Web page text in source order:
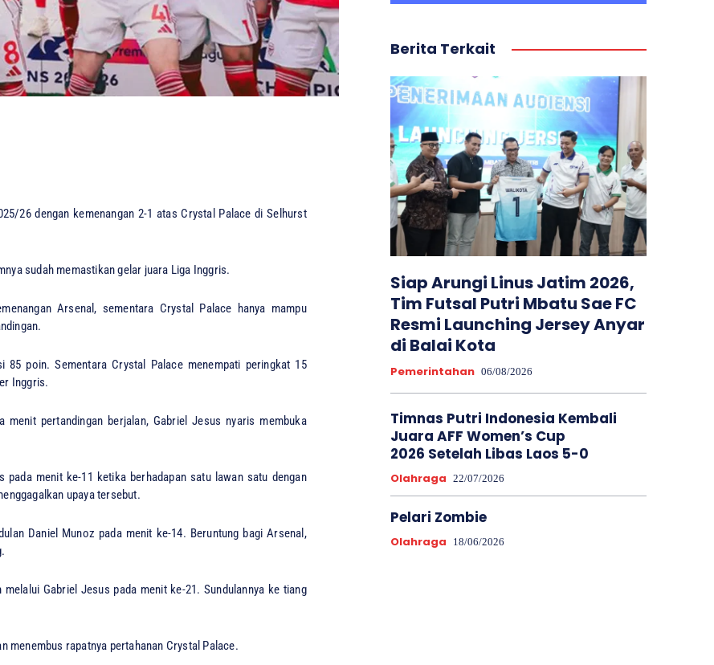
26 dengan kemenangan 2-1 atas Crystal Palace di Selhurst
sudah memastikan gelar juara Liga Inggris.
Arsenal, sementara Crystal Palace hanya mampu
poin. Sementara Crystal Palace menempati peringkat 15
Inggris.
pertandingan berjalan, Gabriel Jesus nyaris membuka
pada menit ke-11 ketika berhadapan satu lawan satu dengan
upaya tersebut.
Daniel Munoz pada menit ke-14. Beruntung bagi Arsenal,
Gabriel Jesus pada menit ke-21. Sundulannya ke tiang
menembus rapatnya pertahanan Crystal Palace.
Berita Terkait
Siap Arungi Linus Jatim 2026,
Tim Futsal Putri Mbatu Sae FC
Resmi Launching Jersey Anyar
di Balai Kota
Pemerintahan 06/08/2026
Timnas Putri Indonesia Kembali
Juara AFF Women’s Cup
2026 Setelah Libas Laos 5-0
Olahraga 22/07/2026
Pelari Zombie
Olahraga 18/06/2026